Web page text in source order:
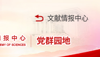
文献情报中心